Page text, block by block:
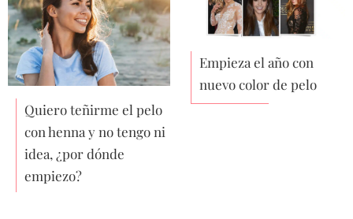
Quiero teñirme el pelo
con henna y no tengo ni
idea, ¿por dónde
empiezo?
Empieza el año con
nuevo color de pelo